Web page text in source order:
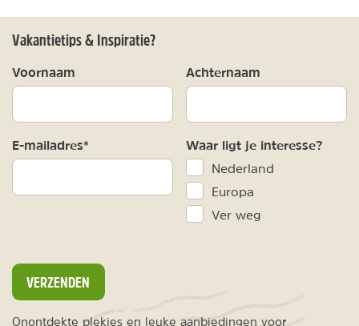
Vakantietips & Inspiratie?
Voornaam Achternaam
E-mailadres* Waar ligt je interesse?
Nederland
Europa
Ver weg
VERZENDEN
Onontdekte plekjes en leuke aanbiedingen voor